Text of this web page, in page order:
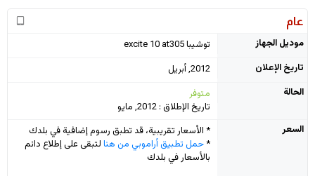
عام
موديل الجهاز
توشيبا excite 10 at305
تاريخ الإعلان
2012, أبريل
الحالة
متوفر
تاريخ الإطلاق : 2012, مايو
السعر
* الأسعار تقريبية، قد تطبق رسوم إضافية في بلدك
*حمل تطبيق أراموبي من هنا لتبقى على إطلاع دائم
بالأسعار في بلدك